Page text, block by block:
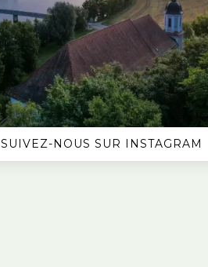
SUIVEZ-NOUS SUR INSTAGRAM